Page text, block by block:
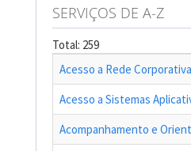
SERVIÇOS DE A-Z
Total: 259
Acesso a Rede Corporativa
Acesso a Sistemas
Acompanhamento e